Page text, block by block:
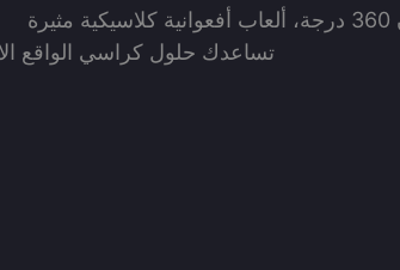
تساعدك حلول كراسي الواقع